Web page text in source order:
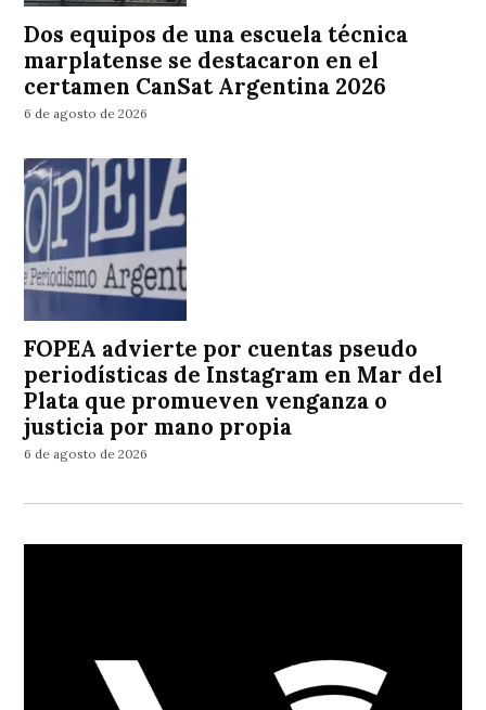
Dos equipos de una escuela técnica
marplatense se destacaron en el
certamen CanSat Argentina 2026
6 de agosto de 2026
FOPEA advierte por cuentas pseudo
periodísticas de Instagram en Mar del
Plata que promueven venganza o
justicia por mano propia
6 de agosto de 2026